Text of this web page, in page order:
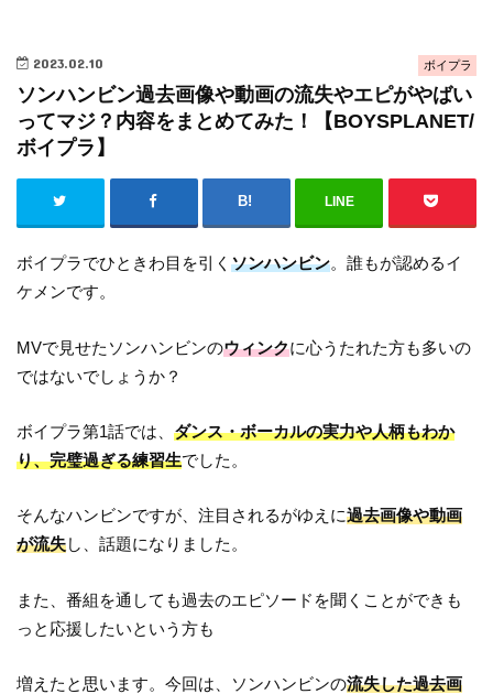
ボイプラ
2023.02.10
ソンハンビン過去画像や動画の流失やエピがやばい
ってマジ？内容をまとめてみた！【BOYSPLANET/
ボイプラ】
LINE
ボイプラでひときわ目を引くソンハンビン。誰もが認めるイ
ケメンです。
MVで見せたソンハンビンのウィンクに心うたれた方も多いの
ではないでしょうか？
ボイプラ第1話では、ダンス・ボーカルの実力や人柄もわか
り、完璧過ぎる練習生でした。
そんなハンビンですが、注目されるがゆえに過去画像や動画
が流失し、話題になりました。
また、番組を通しても過去のエピソードを聞くことができも
っと応援したいという方も
増えたと思います。今回は、ソンハンビンの流失した過去画